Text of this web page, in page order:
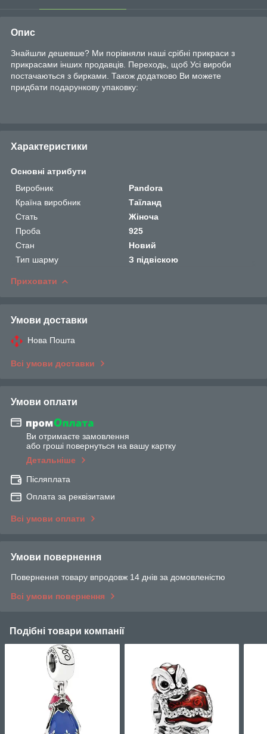
Опис
Знайшли дешевше? Ми порівняли наші срібні прикраси з
прикрасами інших продавців. Переходь, щоб Усі вироби
постачаються з бирками. Також додатково Ви можете
придбати подарункову упаковку:
Характеристики
Основні атрибути
Виробник
Pandora
Країна виробник
Таїланд
Стать
Жіноча
Проба
925
Стан
Новий
Тип шарму
З підвіскою
Приховати
Умови доставки
Нова Пошта
Всі умови доставки
Умови оплати
Ви отримаєте замовлення
або гроші повернуться на вашу картку
Детальніше
Післяплата
Оплата за реквізитами
Всі умови оплати
Умови повернення
Повернення товару впродовж 14 днів за домовленістю
Всі умови повернення
Подібні товари компанії